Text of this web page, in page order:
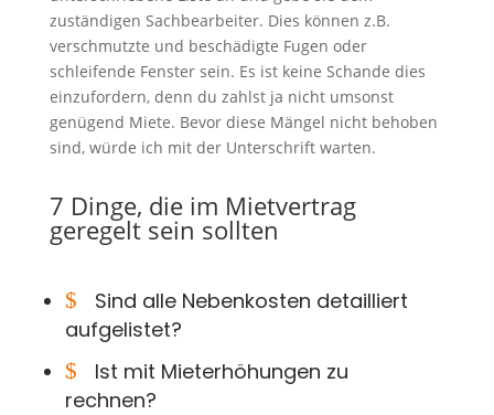
zuständigen Sachbearbeiter. Dies können z.B.
verschmutzte und beschädigte Fugen oder
schleifende Fenster sein. Es ist keine Schande dies
einzufordern, denn du zahlst ja nicht umsonst
genügend Miete. Bevor diese Mängel nicht behoben
sind, würde ich mit der Unterschrift warten.
7 Dinge, die im Mietvertrag
geregelt sein sollten
$
Sind alle Nebenkosten detailliert
aufgelistet?
$
Ist mit Mieterhöhungen zu
rechnen?